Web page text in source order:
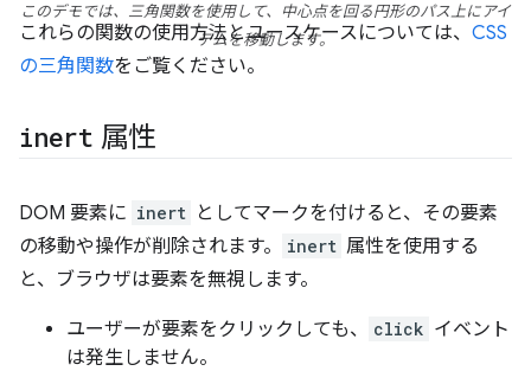
このデモでは、三角関数を使用して、中心点を回る円形のパス上にアイ
テムを移動します。
これらの関数の使用方法とユースケースについては、 CSS
の三角関数をご覧ください。
inert 属性
DOM 要素に inert
としてマークを付けると、その要素
の移動や操作が削除されます。
inert 属性を使用する
と、ブラウザは要素を無視します。
ユーザーが要素をクリックしても、 click イベント
は発生しません。